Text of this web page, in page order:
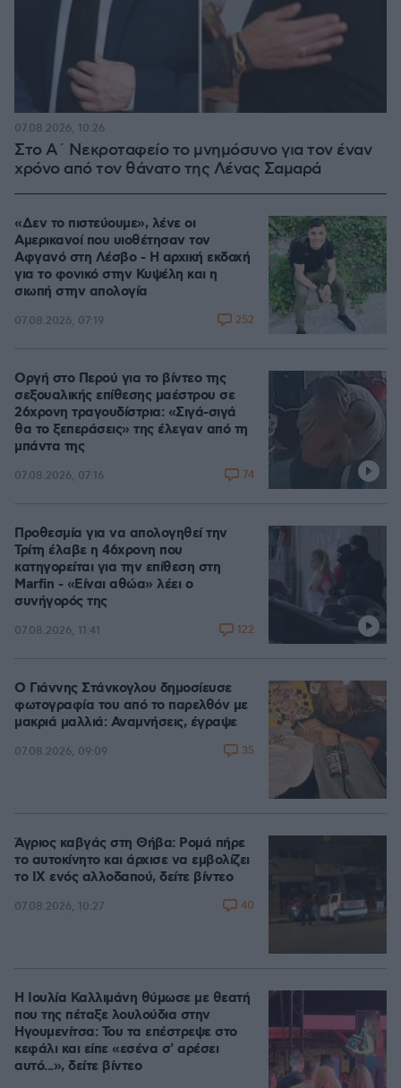
Στο Α΄ Νεκροταφείο το μνημόσυνο για τον έναν
χρόνο από τον θάνατο της Λένας Σαμαρά
07.08.2026, 10:26
«Δεν το πιστεύουμε», λένε οι
Αμερικανοί που υιοθέτησαν τον
Αφγανό στη Λέσβο - Η αρχική εκδοχή
για το φονικό στην Κυψέλη και η
σιωπή στην απολογία
07.08.2026, 07:19 252
Οργή στο Περού για το βίντεο της
σεξουαλικής επίθεσης μαέστρου σε
26χρονη τραγουδίστρια: «Σιγά-σιγά
θα το ξεπεράσεις» της έλεγαν από τη
μπάντα της
07.08.2026, 07:16 74
Προθεσμία για να απολογηθεί την
Τρίτη έλαβε η 46χρονη που
κατηγορείται για την επίθεση στη
Marfin - «Είναι αθώα» λέει ο
συνήγορός της
07.08.2026, 11:41 122
Ο Γιάννης Στάνκογλου δημοσίευσε
φωτογραφία του από το παρελθόν με
μακριά μαλλιά: Αναμνήσεις, έγραψε
07.08.2026, 09:09 35
Άγριος καβγάς στη Θήβα: Ρομά πήρε
το αυτοκίνητο και άρχισε να εμβολίζει
το ΙΧ ενός αλλοδαπού, δείτε βίντεο
07.08.2026, 10:27 40
Η Ιουλία Καλλιμάνη θύμωσε με θεατή
που της πέταξε λουλούδια στην
Ηγουμενίτσα: Του τα επέστρεψε στο
κεφάλι και είπε «εσένα σ' αρέσει
αυτό...», δείτε βίντεο